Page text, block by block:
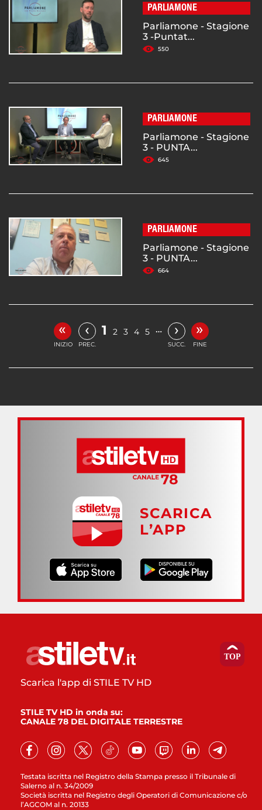
PARLIAMONE
Parliamone - Stagione
3 -Puntat...
550
PARLIAMONE
Parliamone - Stagione
3 - PUNTA...
645
PARLIAMONE
Parliamone - Stagione
3 - PUNTA...
664
«
INIZIO
‹
PREC.
1 2 3 4 5 … ›
SUCC.
»
FINE
SCARICA
L’APP
Testata iscritta nel Registro della Stampa presso il Tribunale di
Salerno al n. 34/2009
Società iscritta nel Registro degli Operatori di Comunicazione c/o
l’AGCOM al n. 20133
Scarica l'app di STILE TV HD
STILE TV HD in onda su:
CANALE 78 DEL DIGITALE TERRESTRE